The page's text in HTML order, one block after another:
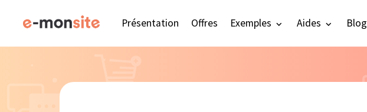
Présentation Offres Exemples Aides Blog